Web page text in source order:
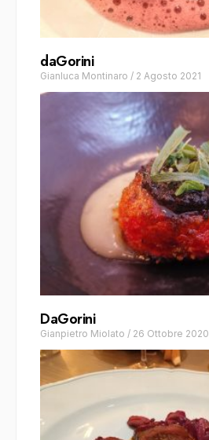
daGorini
Gianluca Montinaro / 2 Agosto 2021
DaGorini
Gianpietro Miolato / 26 Ottobre 2020